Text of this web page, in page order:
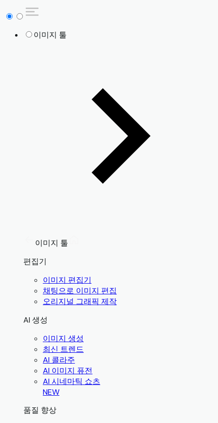
이미지 툴
이미지 툴
편집기
이미지 편집기
채팅으로 이미지 편집
오리지널 그래픽 제작
AI 생성
이미지 생성
최신 트렌드
AI 콜라주
AI 이미지 퓨전
AI 시네마틱 쇼츠
NEW
품질 향상